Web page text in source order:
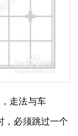
走法与车
，必须跳过一个